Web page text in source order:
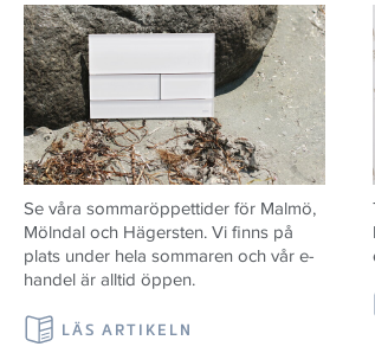
Se våra sommaröppettider för Malmö,
Mölndal och Hägersten. Vi finns på
plats under hela sommaren och vår e-
handel är alltid öppen.
LÄS ARTIKELN